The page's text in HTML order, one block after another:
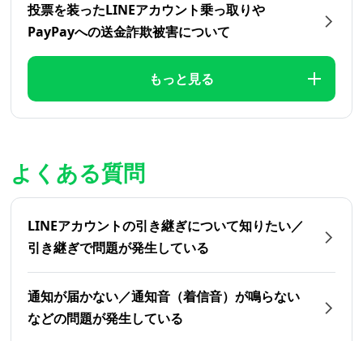
投票を装ったLINEアカウント乗っ取りや
PayPayへの送金詐欺被害について
もっと見る
よくある質問
LINEアカウントの引き継ぎについて知りたい／
引き継ぎで問題が発生している
通知が届かない／通知音（着信音）が鳴らない
などの問題が発生している